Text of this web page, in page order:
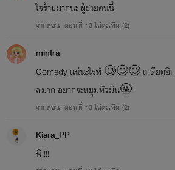
ใจร้ายมากนะ ผู้ชายคนนี้
จากตอน: ตอนที่ 13 ไล่ตะเพิด (2)
mintra
Comedy แน่นะไรท์ 🥲🥲🥲 เกลียดอิก
ลมาก อยากจะหยุมหัวมัน🤬
จากตอน: ตอนที่ 13 ไล่ตะเพิด (2)
Kiara_PP
พี่!!!!